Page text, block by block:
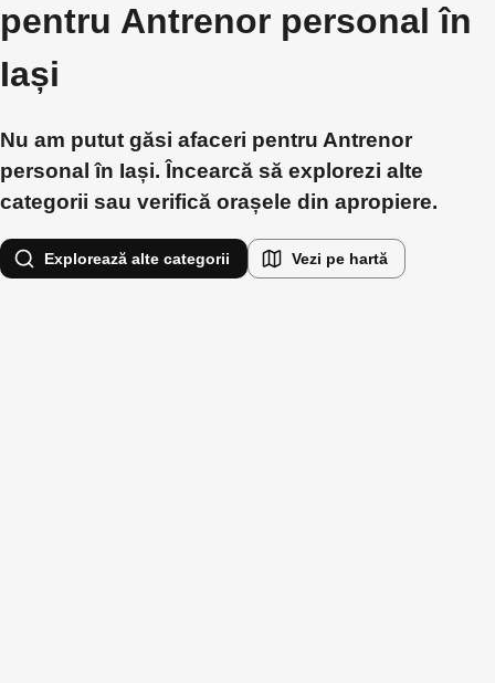
pentru Antrenor personal în
Iași
Nu am putut găsi afaceri pentru Antrenor
personal în Iași. Încearcă să explorezi alte
categorii sau verifică orașele din apropiere.
Explorează alte categorii Vezi pe hartă